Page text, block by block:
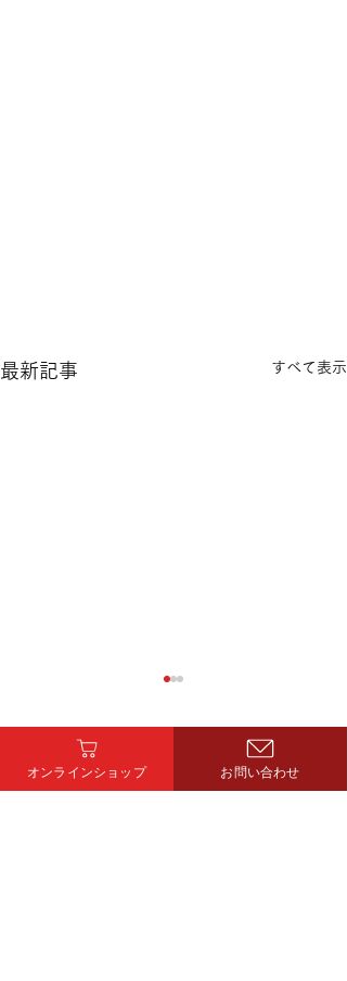
最新記事 すべて表示
オンラインショップ お問い合わせ